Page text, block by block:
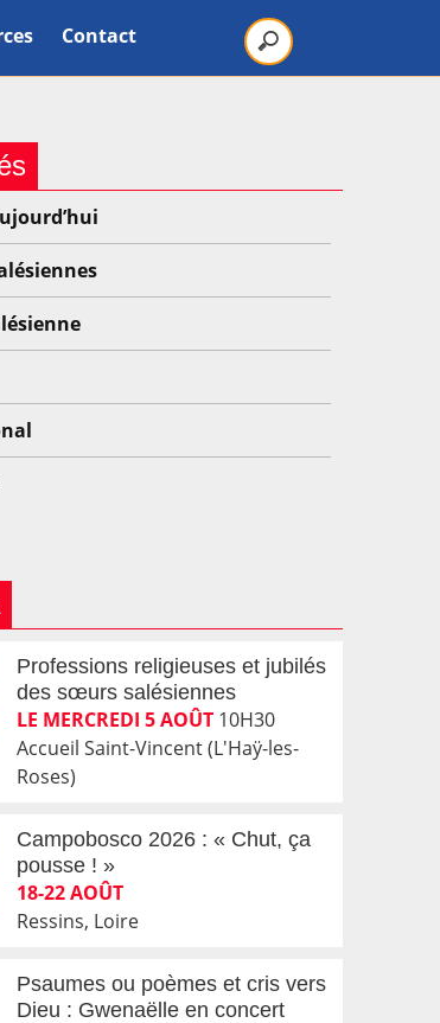
Contact
Professions religieuses et jubilés
des sœurs salésiennes
LE MERCREDI 5 AOÛT 10H30
Accueil Saint-Vincent (L'Haÿ-les-
Roses)
Campobosco 2026 : « Chut, ça
pousse ! »
18-22 AOÛT
Ressins, Loire
Psaumes ou poèmes et cris vers
Dieu : Gwenaëlle en concert